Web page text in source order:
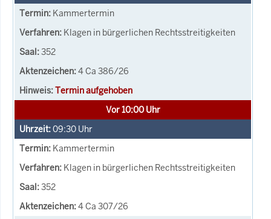
Kammertermin
Klagen in bürgerlichen Rechtsstreitigkeiten
352
4 Ca 386/26
Termin aufgehoben
Vor 10:00 Uhr
09:30 Uhr
Kammertermin
Klagen in bürgerlichen Rechtsstreitigkeiten
352
4 Ca 307/26